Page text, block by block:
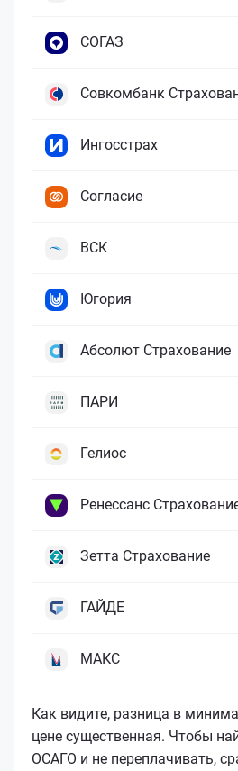
СОГАЗ
Совкомбанк
Ингосстрах
Согласие
ВСК
Югория
Абсолют Страхование
ПАРИ
Гелиос
Ренессанс
Зетта Страхование
ГАЙДЕ
МАКС
Как видите, разница в
цене существенная. Чтобы
ОСАГО и не переплачивать,